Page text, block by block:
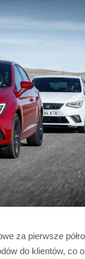
za pierwsze
do klientów, co